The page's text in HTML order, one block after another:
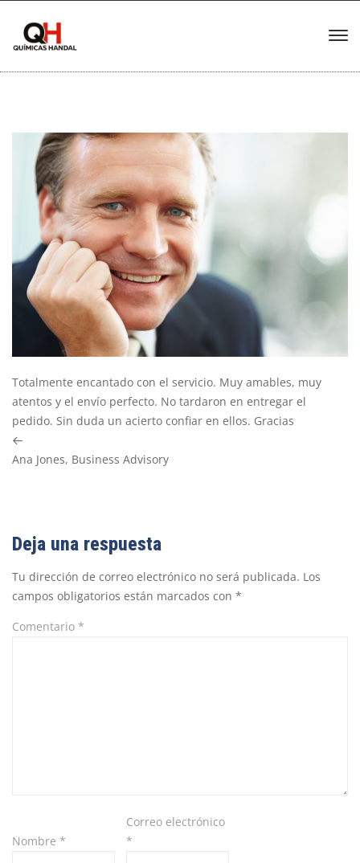
Totalmente encantado con el servicio. Muy amables, muy
atentos y el envío perfecto. No tardaron en entregar el
pedido. Sin duda un acierto confiar en ellos. Gracias
Previous
Ana Jones, Business Advisory
Deja una respuesta
Tu dirección de correo electrónico no será publicada. Los
campos obligatorios están marcados con *
Comentario *
Nombre *
Correo electrónico
*